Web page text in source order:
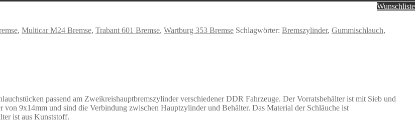
Wunschliste
, Multicar M24 Bremse, Trabant 601 Bremse, Wartburg 353 Bremse Schlagwörter: Bremszylinder, Gummischlauch,
passend am Zweikreishauptbremszylinder verschiedener DDR Fahrzeuge. Der Vorratsbehälter ist mit Sieb und
9x14mm und sind die Verbindung zwischen Hauptzylinder und Behälter. Das Material der Schläuche ist
ist aus Kunststoff.